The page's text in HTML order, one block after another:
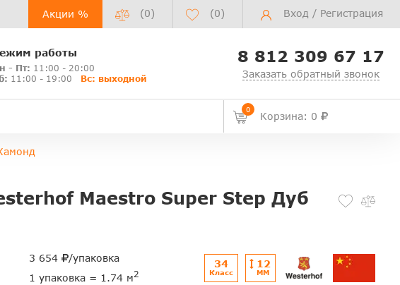
Акции % (0) (0) Вход / Регистрация
работы
- Пт: 11:00 - 20:00
11:00 - 19:00 Вс: выходной
8 812 309 67 17
Заказать обратный звонок
0
Корзина: 0
Maestro Super Step Дуб
3 654
/упаковка
1 упаковка = 1.74 м2
34
Класс
12
ММ